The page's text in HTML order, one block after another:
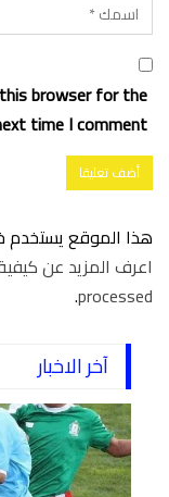
browser for the
time I comment.
هذا الموقع يستخدم
اعرف المزيد عن
processed
.
آخر الاخبار